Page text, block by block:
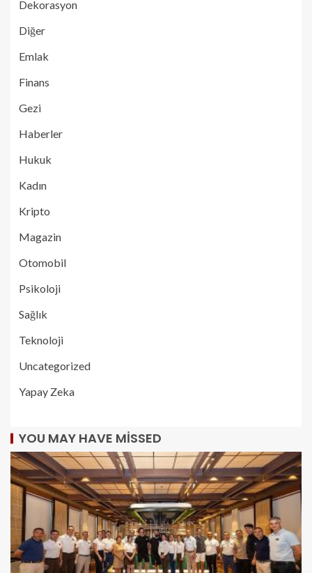
Dekorasyon
Diğer
Emlak
Finans
Gezi
Haberler
Hukuk
Kadın
Kripto
Magazin
Otomobil
Psikoloji
Sağlık
Teknoloji
Uncategorized
Yapay Zeka
YOU MAY HAVE MISSED